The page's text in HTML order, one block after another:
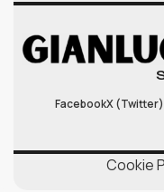
FacebookX (Twitter)
Cookie